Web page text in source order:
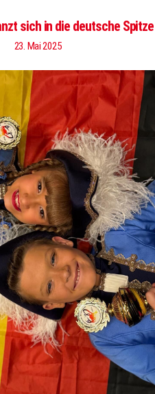
sich in die deutsche Spitze
23. Mai 2025